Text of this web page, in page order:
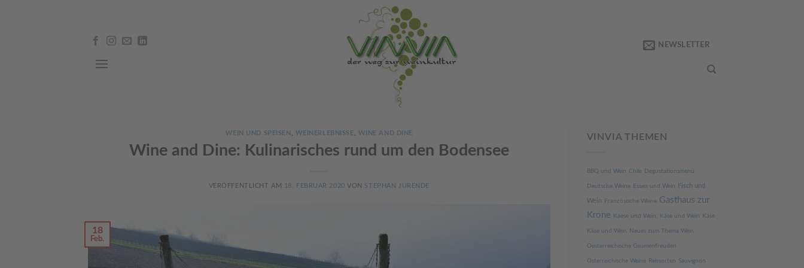
NEWSLETTER
WEIN UND SPEISEN WEINERLEBNISSE WINE AND DINE
Wine and Dine: Kulinarisches rund um den Bodensee
VERÖFFENTLICHT AM 18. FEBRUAR 2020 VON STEPHAN JURENDE
18
Feb.
VINVIA THEMEN
BBQ und Wein Chile Degustationsmenü
Deutsche Weine Essen und Wein Fisch und
Wein Französische Weine Gasthaus zur
Krone
Käese und Wein; Käse und Wein Käse
Käse und Wein Neues zum Thema Wein
Oesterreichische Gaumenfreuden
Österreichische Weine Rebsorten Sauvignon